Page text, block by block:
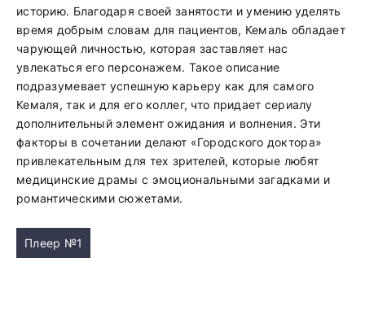
историю. Благодаря своей занятости и умению уделять
время добрым словам для пациентов, Кемаль обладает
чарующей личностью, которая заставляет нас
увлекаться его персонажем. Такое описание
подразумевает успешную карьеру как для самого
Кемаля, так и для его коллег, что придает сериалу
дополнительный элемент ожидания и волнения. Эти
факторы в сочетании делают «Городского доктора»
привлекательным для тех зрителей, которые любят
медицинские драмы с эмоциональными загадками и
романтическими сюжетами.
Плеер №1